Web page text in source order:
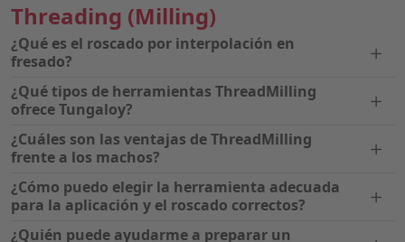
Threading (Milling)
¿Qué es el roscado por interpolación en
fresado?
¿Qué tipos de herramientas ThreadMilling
ofrece Tungaloy?
¿Cuáles son las ventajas de ThreadMilling
frente a los machos?
¿Cómo puedo elegir la herramienta adecuada
para la aplicación y el roscado correctos?
¿Quién puede ayudarme a preparar un